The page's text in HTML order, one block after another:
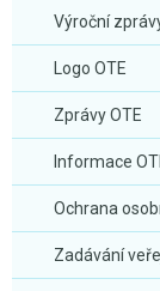
Výroční
Logo OTE
Zprávy OTE
Informace
Ochrana
Zadávání